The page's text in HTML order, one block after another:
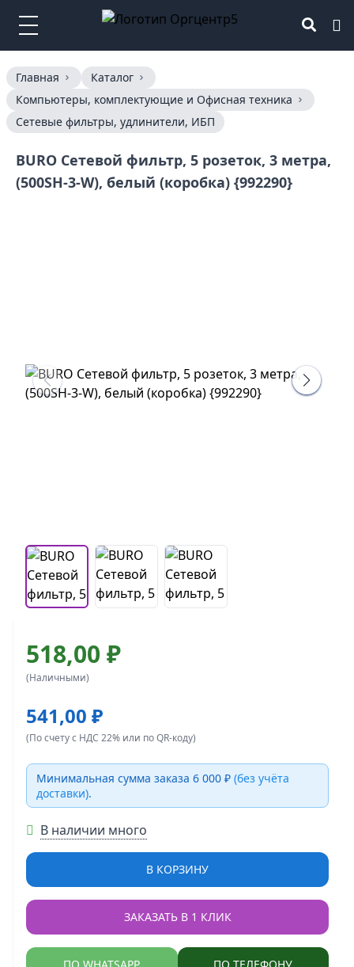
Главная
Каталог
Компьютеры, комплектующие и Офисная техника
Сетевые фильтры, удлинители, ИБП
BURO Сетевой фильтр, 5 розеток, 3 метра,
(500SH-3-W), белый (коробка) {992290}
518,00 ₽
(Наличными)
541,00 ₽
(По счету с НДС 22% или по QR-коду)
Минимальная сумма заказа 6 000 ₽ (без учёта
доставки).
В наличии много
В КОРЗИНУ
ЗАКАЗАТЬ В 1 КЛИК